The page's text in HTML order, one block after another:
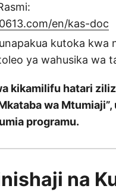
en/kas-doc
kutoka kwa
ya wahusika wa
kikamilifu hatari
wa Mtumiaji”,
programu.
na